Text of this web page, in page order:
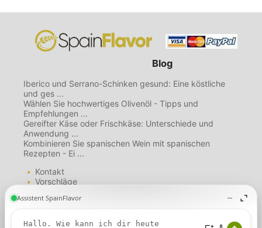
Blog
Iberico und Serrano-Schinken gesund: Eine köstliche
und ges ...
Wählen Sie hochwertiges Olivenöl - Tipps und
Empfehlungen ...
Gereifter Käse oder Frischkäse: Unterschiede und
Anwendung ...
Kombinieren Sie spanischen Wein mit spanischen
Rezepten - Ei ...
Kontakt
Vorschläge
Über uns
Datenschutzbestimmungen
Cookies. Wenn Sie diese Seite